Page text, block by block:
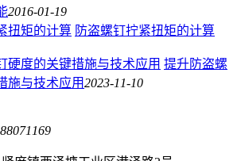
2016-01-19
防盗螺钉拧紧扭矩的计算
提升防盗螺
施与技术应用2023-11-10